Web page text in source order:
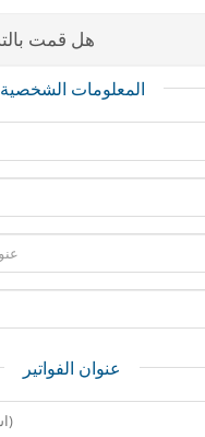
هل قمت
المعلومات الشخصية
عنوان الفواتير